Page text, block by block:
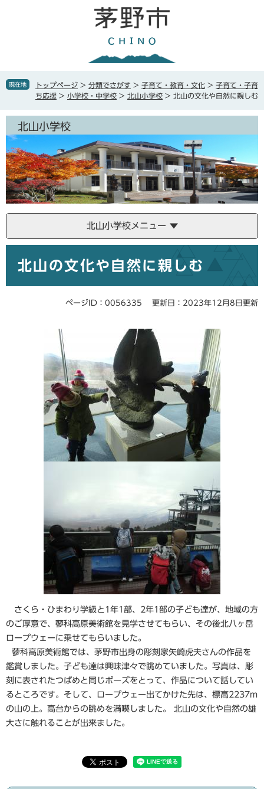
で
ば
本
現在地 トップページ > 分類でさがす > 子育て・教育・文化 > 子育て・子育
ち応援 > 小学校・中学校 > 北山小学校 > 北山の文化や自然に親しむ
北山小学校
北山小学校メニュー
北山の文化や自然に親しむ
ページID：0056335 更新日：2023年12月8日更新
さくら・ひまわり学級と1年1部、2年1部の子ども達が、地域の方
のご厚意で、蓼科高原美術館を見学させてもらい、その後北八ヶ岳
ロープウェーに乗せてもらいました。
蓼科高原美術館では、茅野市出身の彫刻家矢崎虎夫さんの作品を
鑑賞しました。子ども達は興味津々で眺めていました。写真は、彫
刻に表されたつばめと同じポーズをとって、作品について話してい
るところです。そして、ロープウェー出てかけた先は、標高2237m
の山の上。高台からの眺めを満喫しました。 北山の文化や自然の雄
大さに触れることが出来ました。